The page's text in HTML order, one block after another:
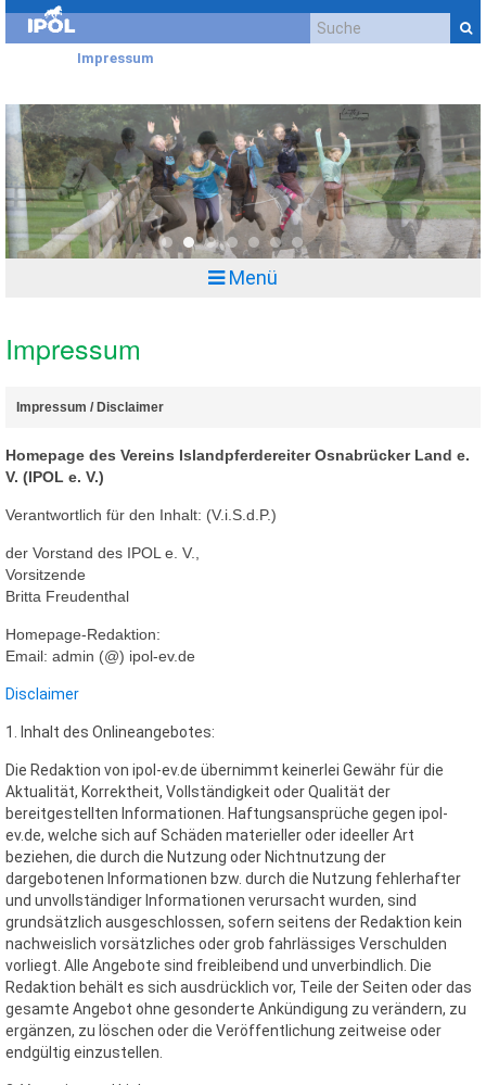
Impressum
0 1 2 3 5 6
Menü
Impressum
Impressum / Disclaimer
Homepage des Vereins Islandpferdereiter Osnabrücker Land e.
V. (IPOL e. V.)
Verantwortlich für den Inhalt: (V.i.S.d.P.)
der Vorstand des IPOL e. V.,
Vorsitzende
Britta Freudenthal
Homepage-Redaktion:
Email: admin (@) ipol-ev.de
Disclaimer
1. Inhalt des Onlineangebotes:
Die Redaktion von ipol-ev.de übernimmt keinerlei Gewähr für die
Aktualität, Korrektheit, Vollständigkeit oder Qualität der
bereitgestellten Informationen. Haftungsansprüche gegen ipol-
ev.de, welche sich auf Schäden materieller oder ideeller Art
beziehen, die durch die Nutzung oder Nichtnutzung der
dargebotenen Informationen bzw. durch die Nutzung fehlerhafter
und unvollständiger Informationen verursacht wurden, sind
grundsätzlich ausgeschlossen, sofern seitens der Redaktion kein
nachweislich vorsätzliches oder grob fahrlässiges Ver­schulden
vorliegt. Alle Angebote sind freibleibend und unverbindlich. Die
Redaktion behält es sich ausdrücklich vor, Teile der Seiten oder das
gesamte Angebot ohne gesonderte Ankündigung zu verändern, zu
ergänzen, zu löschen oder die Veröffentlichung zeitweise oder
endgültig einzustellen.